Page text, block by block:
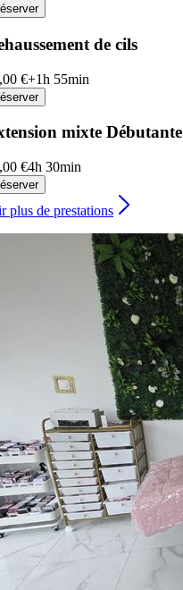
de cils
€+1h 55min
mixte Débutante
€4h 30min
plus de prestations